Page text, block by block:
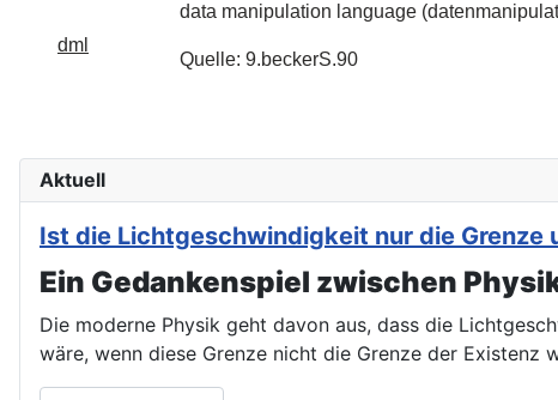
dml
data manipulation language
Quelle: 9.beckerS.90
Aktuell
Ist die Lichtgeschwindigkeit nur die Grenze
Ein Gedankenspiel zwischen
Die moderne Physik geht davon aus, dass die
wäre, wenn diese Grenze nicht die Grenze der Existenz